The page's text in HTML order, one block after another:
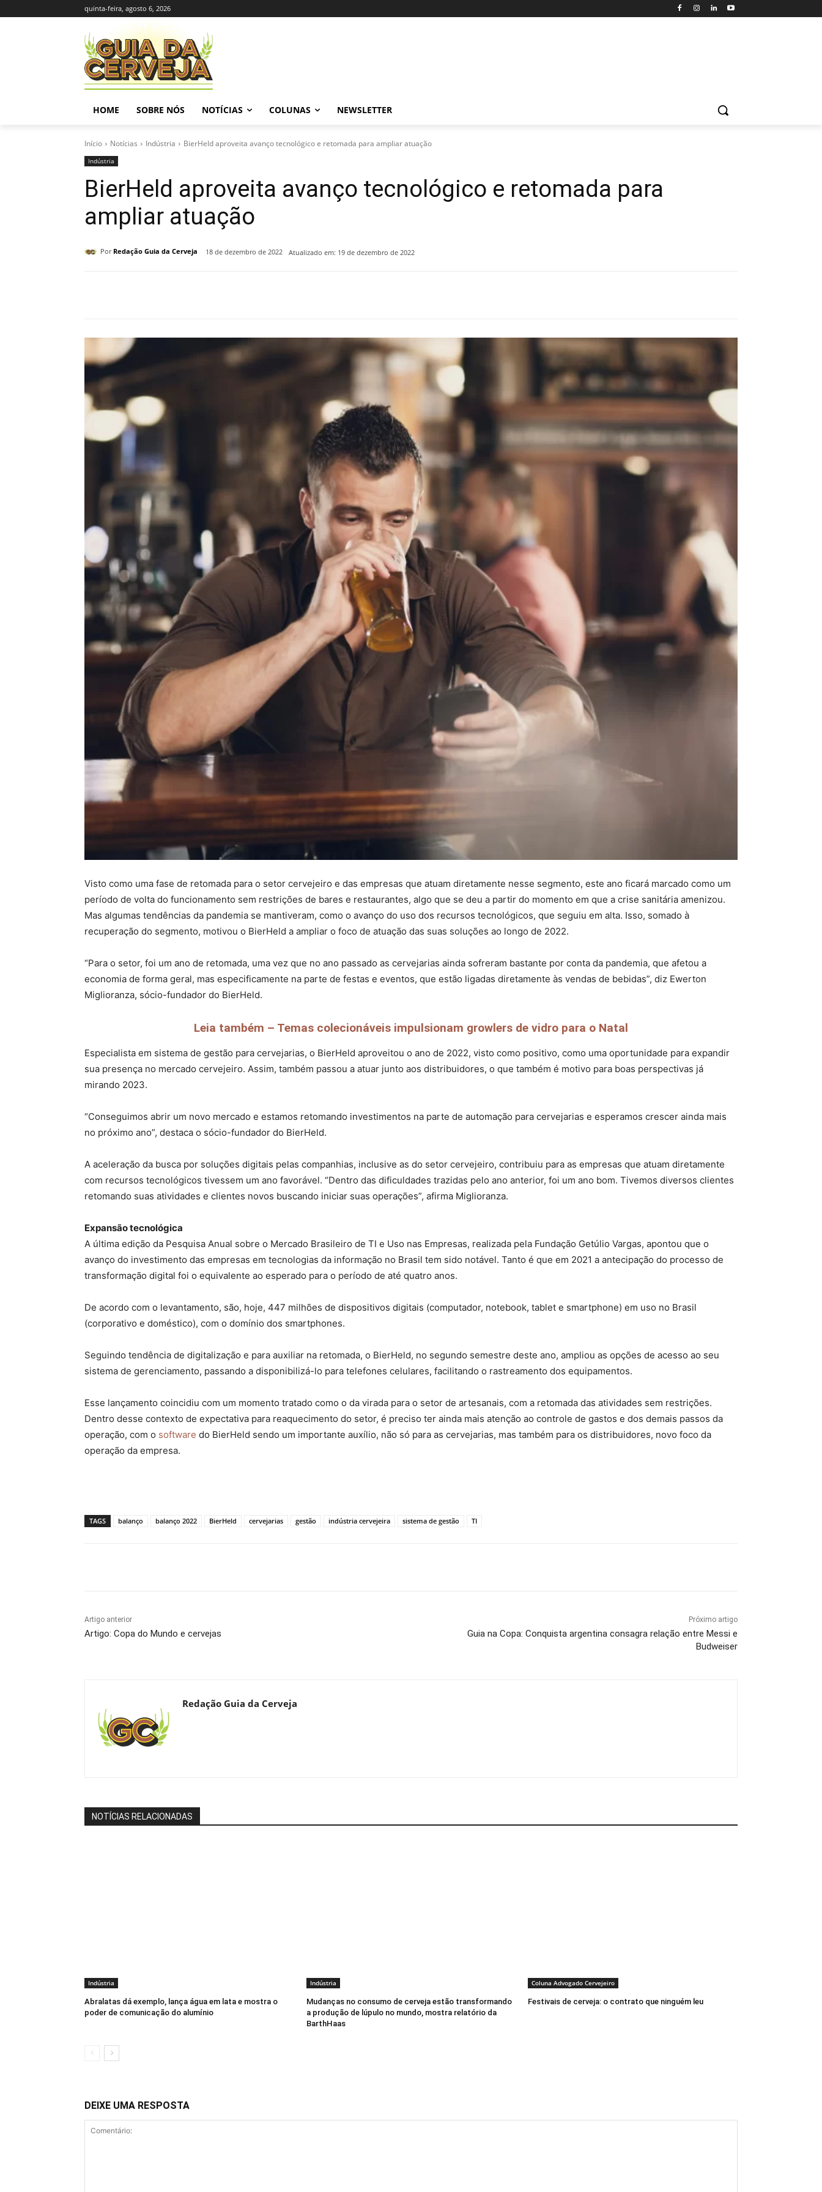
quinta-feira, agosto 6, 2026
HOME SOBRE NÓS NOTÍCIAS COLUNAS NEWSLETTER
Início Notícias Indústria BierHeld aproveita avanço tecnológico e retomada para ampliar atuação
Indústria
BierHeld aproveita avanço tecnológico e retomada para
ampliar atuação
Por Redação Guia da Cerveja 18 de dezembro de 2022 Atualizado em: 19 de dezembro de 2022
Visto como uma fase de retomada para o setor cervejeiro e das empresas que atuam diretamente nesse segmento, este ano ficará marcado como um
período de volta do funcionamento sem restrições de bares e restaurantes, algo que se deu a partir do momento em que a crise sanitária amenizou.
Mas algumas tendências da pandemia se mantiveram, como o avanço do uso dos recursos tecnológicos, que seguiu em alta. Isso, somado à
recuperação do segmento, motivou o BierHeld a ampliar o foco de atuação das suas soluções ao longo de 2022.
“Para o setor, foi um ano de retomada, uma vez que no ano passado as cervejarias ainda sofreram bastante por conta da pandemia, que afetou a
economia de forma geral, mas especificamente na parte de festas e eventos, que estão ligadas diretamente às vendas de bebidas”, diz Ewerton
Miglioranza, sócio-fundador do BierHeld.
Leia também – Temas colecionáveis impulsionam growlers de vidro para o Natal
Especialista em sistema de gestão para cervejarias, o BierHeld aproveitou o ano de 2022, visto como positivo, como uma oportunidade para expandir
sua presença no mercado cervejeiro. Assim, também passou a atuar junto aos distribuidores, o que também é motivo para boas perspectivas já
mirando 2023.
“Conseguimos abrir um novo mercado e estamos retomando investimentos na parte de automação para cervejarias e esperamos crescer ainda mais
no próximo ano”, destaca o sócio-fundador do BierHeld.
A aceleração da busca por soluções digitais pelas companhias, inclusive as do setor cervejeiro, contribuiu para as empresas que atuam diretamente
com recursos tecnológicos tivessem um ano favorável. “Dentro das dificuldades trazidas pelo ano anterior, foi um ano bom. Tivemos diversos clientes
retomando suas atividades e clientes novos buscando iniciar suas operações”, afirma Miglioranza.
Expansão tecnológica
A última edição da Pesquisa Anual sobre o Mercado Brasileiro de TI e Uso nas Empresas, realizada pela Fundação Getúlio Vargas, apontou que o
avanço do investimento das empresas em tecnologias da informação no Brasil tem sido notável. Tanto é que em 2021 a antecipação do processo de
transformação digital foi o equivalente ao esperado para o período de até quatro anos.
De acordo com o levantamento, são, hoje, 447 milhões de dispositivos digitais (computador, notebook, tablet e smartphone) em uso no Brasil
(corporativo e doméstico), com o domínio dos smartphones.
Seguindo tendência de digitalização e para auxiliar na retomada, o BierHeld, no segundo semestre deste ano, ampliou as opções de acesso ao seu
sistema de gerenciamento, passando a disponibilizá-lo para telefones celulares, facilitando o rastreamento dos equipamentos.
Esse lançamento coincidiu com um momento tratado como o da virada para o setor de artesanais, com a retomada das atividades sem restrições.
Dentro desse contexto de expectativa para reaquecimento do setor, é preciso ter ainda mais atenção ao controle de gastos e dos demais passos da
operação, com o software do BierHeld sendo um importante auxílio, não só para as cervejarias, mas também para os distribuidores, novo foco da
operação da empresa.
TAGS balanço balanço 2022 BierHeld cervejarias gestão indústria cervejeira sistema de gestão TI
Artigo anterior
Artigo: Copa do Mundo e cervejas
Próximo artigo
Guia na Copa: Conquista argentina consagra relação entre Messi e
Budweiser
Redação Guia da Cerveja
NOTÍCIAS RELACIONADAS
Indústria
Abralatas dá exemplo, lança água em lata e mostra o
poder de comunicação do alumínio
Indústria
Mudanças no consumo de cerveja estão transformando
a produção de lúpulo no mundo, mostra relatório da
BarthHaas
Coluna Advogado Cervejeiro
Festivais de cerveja: o contrato que ninguém leu
DEIXE UMA RESPOSTA